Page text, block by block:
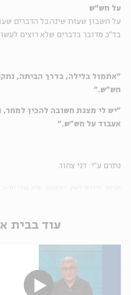
על חש"ש
על חשבון שעות שינה.כל הדברים
בד"כ מדובר בדברים שלא רוצים
"אתמול בלילה, בדרך הביתה,
חש"ש."
"יש לי מצגת חשובה להכין למחר,
אעבוד על חש"ש."
נתרם ע"י: דני צחור.
עוד בבית